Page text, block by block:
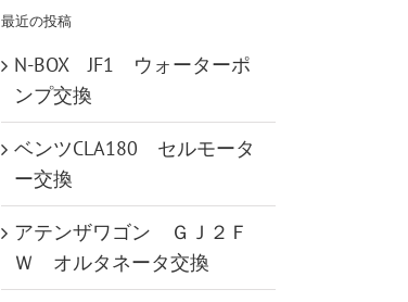
最近の投稿
N-BOX JF1 ウォーターポ
ンプ交換
ベンツCLA180 セルモータ
ー交換
アテンザワゴン ＧＪ２Ｆ
Ｗ オルタネータ交換